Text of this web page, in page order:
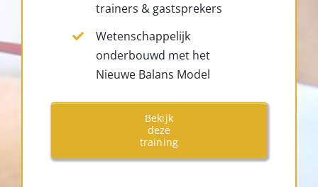
trainers & gastsprekers
Wetenschappelijk
onderbouwd met het
Nieuwe Balans Model
Bekijk
deze
training